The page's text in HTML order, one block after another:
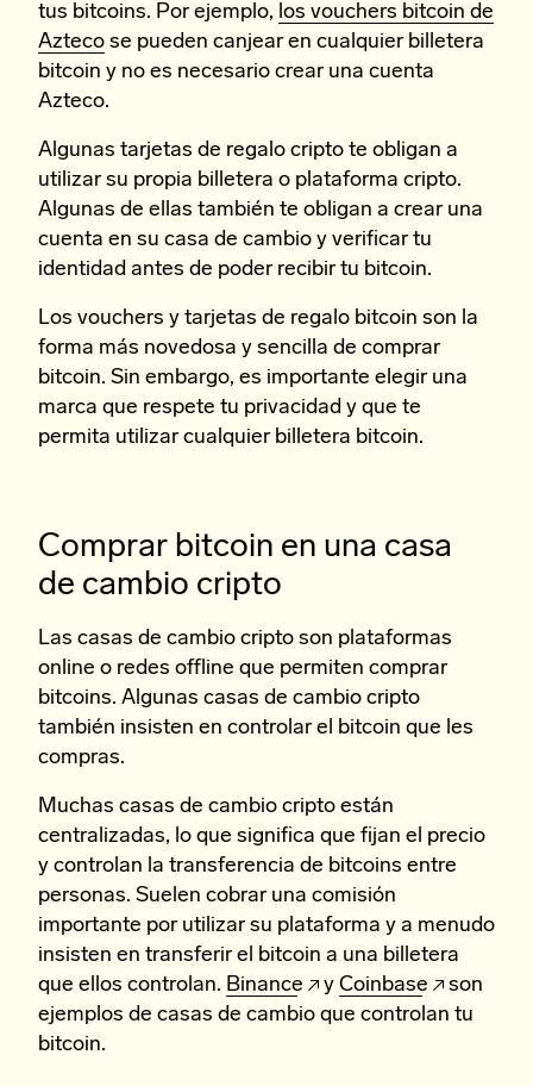
tus bitcoins. Por ejemplo, los vouchers bitcoin de
Azteco se pueden canjear en cualquier billetera
bitcoin y no es necesario crear una cuenta
Azteco.
Algunas tarjetas de regalo cripto te obligan a
utilizar su propia billetera o plataforma cripto.
Algunas de ellas también te obligan a crear una
cuenta en su casa de cambio y verificar tu
identidad antes de poder recibir tu bitcoin.
Los vouchers y tarjetas de regalo bitcoin son la
forma más novedosa y sencilla de comprar
bitcoin. Sin embargo, es importante elegir una
marca que respete tu privacidad y que te
permita utilizar cualquier billetera bitcoin.
Comprar bitcoin en una casa
de cambio cripto
Las casas de cambio cripto son plataformas
online o redes offline que permiten comprar
bitcoins. Algunas casas de cambio cripto
también insisten en controlar el bitcoin que les
compras.
Muchas casas de cambio cripto están
centralizadas, lo que significa que fijan el precio
y controlan la transferencia de bitcoins entre
personas. Suelen cobrar una comisión
importante por utilizar su plataforma y a menudo
insisten en transferir el bitcoin a una billetera
que ellos controlan. Binance y Coinbase
son
ejemplos de casas de cambio que controlan tu
bitcoin.